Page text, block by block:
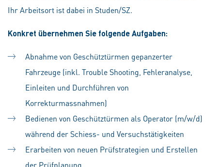
Ihr Arbeitsort ist dabei in Studen/SZ.
Konkret übernehmen Sie folgende Aufgaben:
Abnahme von Geschütztürmen gepanzerter
Fahrzeuge (inkl. Trouble Shooting, Fehleranalyse,
Einleiten und Durchführen von
Korrekturmassnahmen)
Bedienen von Geschütztürmen als Operator (m/w/d)
während der Schiess- und Versuchstätigkeiten
Erarbeiten von neuen Prüfstrategien und Erstellen
der Prüfplanung